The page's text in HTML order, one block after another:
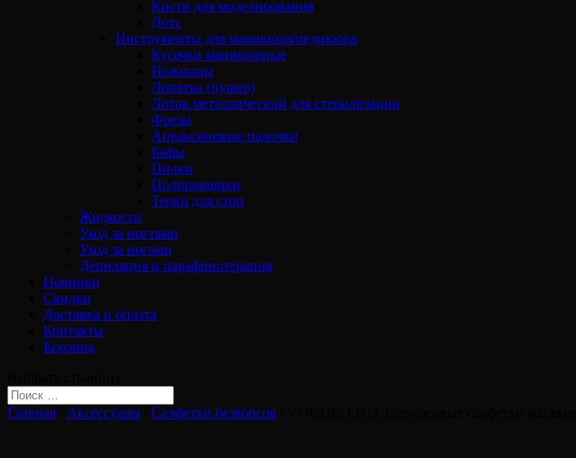
Кисти для моделирования
Дотс
Инструменты для маникюра/педикюра
Кусачки маникюрные
Ножницы
Лопатка (пушер)
Лоток металлический для стерилизации
Фрезы
Апельсиновые палочки
Бафы
Пилки
Полировщики
Терки для стоп
Жидкости
Уход за ногтями
Уход за ногами
Депиляция и парафинотерапия
Новинки
Скидки
Доставка и оплата
Контакты
Корзина
Главная Аксессуары Салфетки безворсов